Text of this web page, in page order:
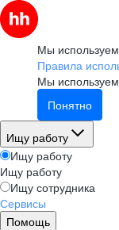
Мы
Правила
Мы
Понятно
Ищу работу
Ищу работу
Ищу работу
Ищу сотрудника
Сервисы
Помощь